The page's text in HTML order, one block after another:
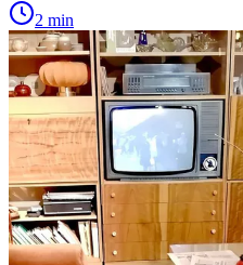
2 min